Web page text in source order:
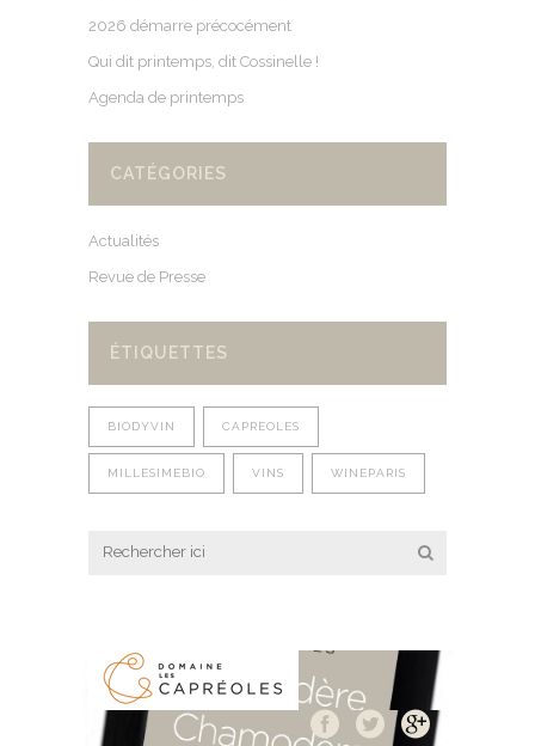
2026 démarre précocément
Qui dit printemps, dit Cossinelle !
Agenda de printemps
CATÉGORIES
Actualités
Revue de Presse
ÉTIQUETTES
BIODYVIN CAPREOLES
MILLESIMEBIO VINS WINEPARIS